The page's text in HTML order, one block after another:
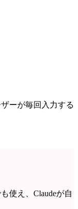
ーが毎回入力する
使え、Claudeが自